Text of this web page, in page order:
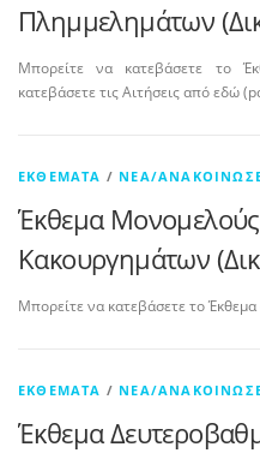
Πλημμελημάτων
Μπορείτε να κατεβάσετε το
κατεβάσετε τις Αιτήσεις από εδώ
ΕΚΘΈΜΑΤΑ / ΝΈΑ/
Έκθεμα Μονομελούς
Κακουργημάτων
Μπορείτε να κατεβάσετε το
ΕΚΘΈΜΑΤΑ / ΝΈΑ/
Έκθεμα